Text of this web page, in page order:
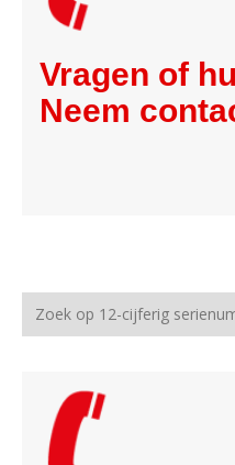
Vragen of
Neem